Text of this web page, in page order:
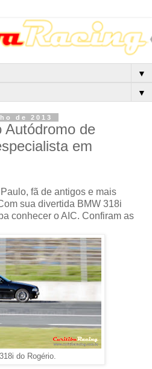
▼
▼
de 2013
Autódromo de
em
fã de antigos e mais
sua divertida BMW 318i
conhecer o AIC. Confiram as
do Rogério.